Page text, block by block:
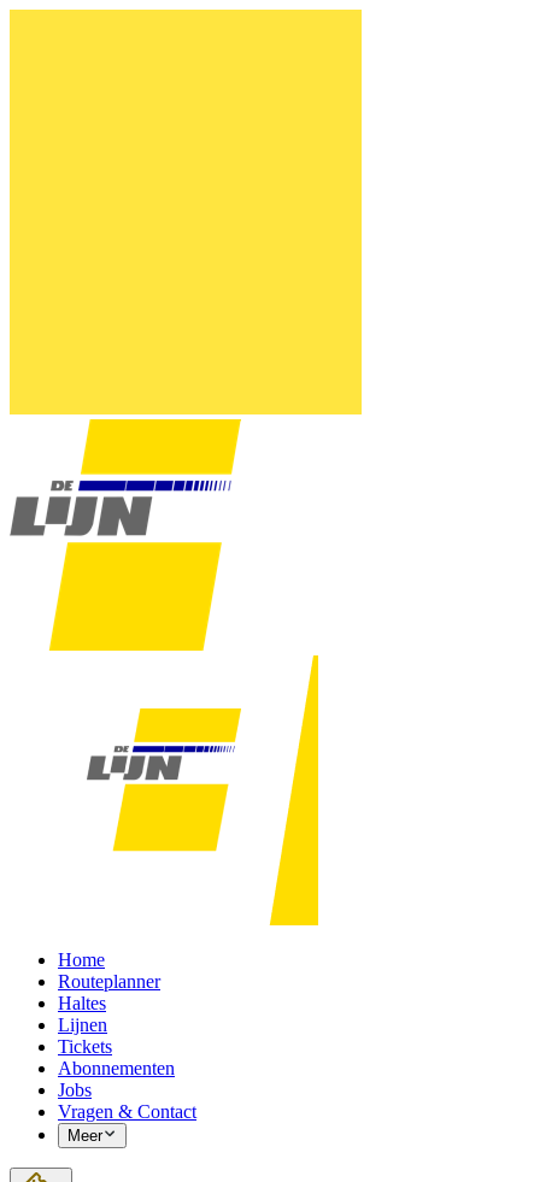
Home
Routeplanner
Haltes
Lijnen
Tickets
Abonnementen
Jobs
Vragen & Contact
Meer